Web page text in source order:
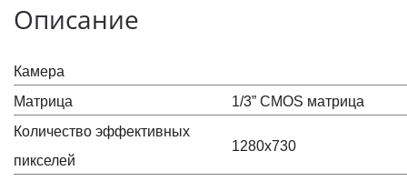
Описание
Камера
Матрица
1/3” CMOS матрица
Количество эффективных
пикселей
1280х730